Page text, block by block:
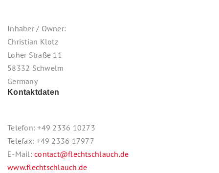
Inhaber / Owner:
Christian Klotz
Loher Straße 11
58332 Schwelm
Germany
Kontaktdaten
Telefon: +49 2336 10273
Telefax: +49 2336 17977
E-Mail: contact@flechtschlauch.de
www.flechtschlauch.de